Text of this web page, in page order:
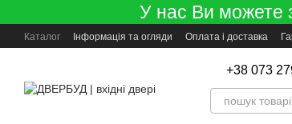
Перейти до основного контентуУ нас Ви можете
Каталог Інформація та огляди Оплата і доставка
+38 073